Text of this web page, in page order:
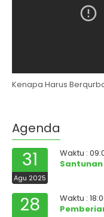
Kenapa Harus
Agenda
31
Agu 2025
Waktu :
28
Waktu :